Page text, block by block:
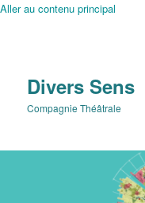
Aller au contenu principal
Divers Sens
Compagnie Théâtrale